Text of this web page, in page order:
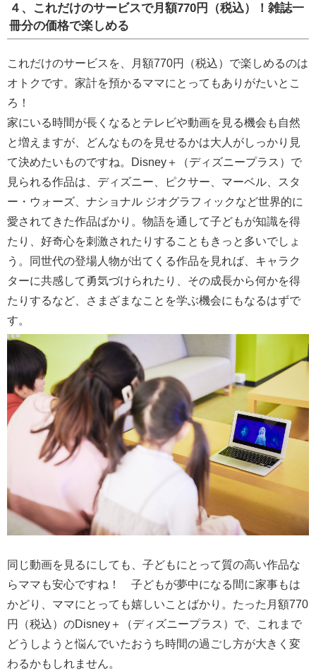
４、これだけのサービスで月額770円（税込）！雑誌一
冊分の価格で楽しめる
これだけのサービスを、月額770円（税込）で楽しめるのは
オトクです。家計を預かるママにとってもありがたいとこ
ろ！
家にいる時間が長くなるとテレビや動画を見る機会も自然
と増えますが、どんなものを見せるかは大人がしっかり見
て決めたいものですね。Disney＋（ディズニープラス）で
見られる作品は、ディズニー、ピクサー、マーベル、スタ
ー・ウォーズ、ナショナル ジオグラフィックなど世界的に
愛されてきた作品ばかり。物語を通して子どもが知識を得
たり、好奇心を刺激されたりすることもきっと多いでしょ
う。同世代の登場人物が出てくる作品を見れば、キャラク
ターに共感して勇気づけられたり、その成長から何かを得
たりするなど、さまざまなことを学ぶ機会にもなるはずで
す。
同じ動画を見るにしても、子どもにとって質の高い作品な
らママも安心ですね！ 子どもが夢中になる間に家事もは
かどり、ママにとっても嬉しいことばかり。たった月額770
円（税込）のDisney＋（ディズニープラス）で、これまで
どうしようと悩んでいたおうち時間の過ごし方が大きく変
わるかもしれません。